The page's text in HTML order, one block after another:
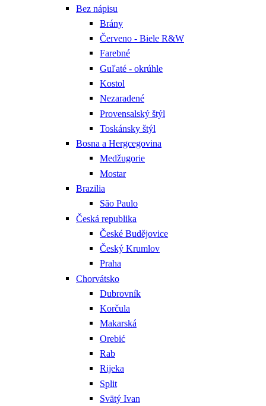
Bez nápisu
Brány
Červeno - Biele R&W
Farebné
Guľaté - okrúhle
Kostol
Nezaradené
Provensalský štýl
Toskánsky štýl
Bosna a Hergcegovina
Medžugorie
Mostar
Brazilia
São Paulo
Česká republika
České Budějovice
Český Krumlov
Praha
Chorvátsko
Dubrovník
Korčula
Makarská
Orebić
Rab
Rijeka
Split
Svätý Ivan